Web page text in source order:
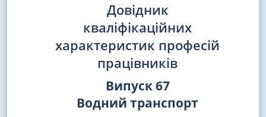
Довідник
кваліфікаційних
характеристик професій
працівників
Випуск 67
Водний транспорт